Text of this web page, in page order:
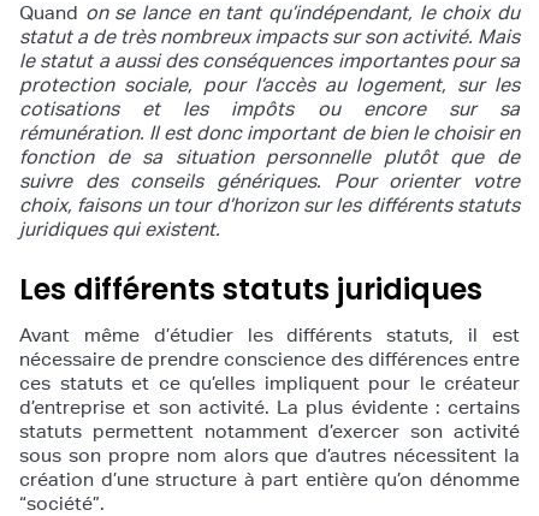
Quand on se lance en tant qu’indépendant, le choix du
statut a de très nombreux impacts sur son activité. Mais
le statut a aussi des conséquences importantes pour sa
protection sociale, pour l’accès au logement, sur les
cotisations et les impôts ou encore sur sa
rémunération. Il est donc important de bien le choisir en
fonction de sa situation personnelle plutôt que de
suivre des conseils génériques. Pour orienter votre
choix, faisons un tour d’horizon sur les différents statuts
juridiques qui existent.
Les différents statuts juridiques
Avant même d’étudier les différents statuts, il est
nécessaire de prendre conscience des différences entre
ces statuts et ce qu’elles impliquent pour le créateur
d’entreprise et son activité. La plus évidente : certains
statuts permettent notamment d’exercer son activité
sous son propre nom alors que d’autres nécessitent la
création d’une structure à part entière qu’on dénomme
“société”.